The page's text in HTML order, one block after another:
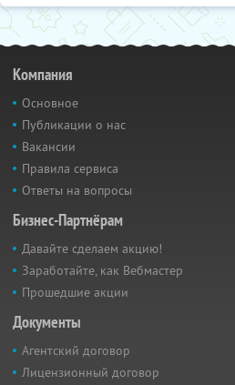
Компания
Основное
Публикации о нас
Вакансии
Правила сервиса
Ответы на вопросы
Бизнес-Партнёрам
Давайте сделаем акцию!
Заработайте, как Вебмастер
Прошедшие акции
Документы
Агентский договор
Лицензионный договор